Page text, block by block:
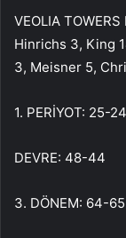
VEOLIA
Hinrichs 3, King
3, Meisner 5,
1. PERİYOT: 25-24
DEVRE: 48-44
3. DÖNEM: 64-65